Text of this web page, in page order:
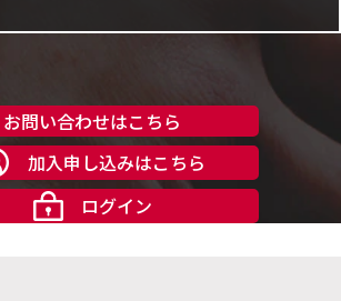
お問い合わせはこちら
加入申し込みはこちら
ログイン